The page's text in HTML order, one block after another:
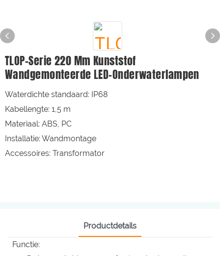
TLOP-Serie 220 Mm Kunststof
Wandgemonteerde LED-Onderwaterlampen
Waterdichte standaard: IP68
Kabellengte: 1,5 m
Materiaal: ABS, PC
Installatie: Wandmontage
Accessoires: Transformator
Productdetails
Functie: